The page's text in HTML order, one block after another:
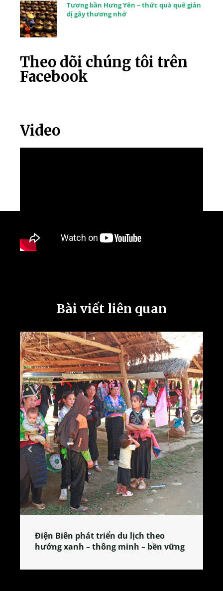
Tương bần Hưng Yên – thức quà quê giản
dị gây thương nhớ
Theo dõi chúng tôi trên
Facebook
Video
Bài viết liên quan
Làng làm bánh tẻ Phú Nhi – nơi lan
tỏa đặc sản xứ Đoài